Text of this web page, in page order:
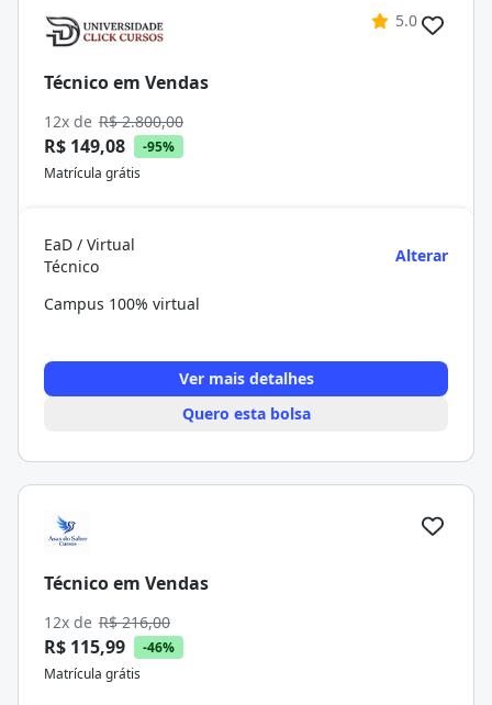
5.0
Técnico em Vendas
12x de R$ 2.800,00
R$ 149,08
-95%
Matrícula grátis
EaD / Virtual
Técnico
Alterar
Campus 100% virtual
Ver mais detalhes
Quero esta bolsa
Técnico em Vendas
12x de R$ 216,00
R$ 115,99
-46%
Matrícula grátis